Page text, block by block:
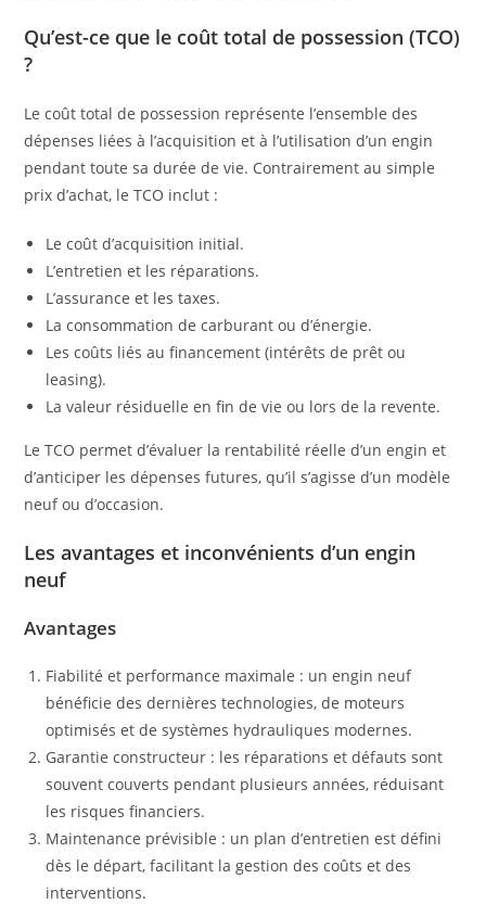
Qu’est-ce que le coût total de possession (TCO)
?
Le coût total de possession représente l’ensemble des
dépenses liées à l’acquisition et à l’utilisation d’un engin
pendant toute sa durée de vie. Contrairement au simple
prix d’achat, le TCO inclut :
Le coût d’acquisition initial.
L’entretien et les réparations.
L’assurance et les taxes.
La consommation de carburant ou d’énergie.
Les coûts liés au financement (intérêts de prêt ou
leasing).
La valeur résiduelle en fin de vie ou lors de la revente.
Le TCO permet d’évaluer la rentabilité réelle d’un engin et
d’anticiper les dépenses futures, qu’il s’agisse d’un modèle
neuf ou d’occasion.
Les avantages et inconvénients d’un engin
neuf
Avantages
Fiabilité et performance maximale : un engin neuf
bénéficie des dernières technologies, de moteurs
optimisés et de systèmes hydrauliques modernes.
Garantie constructeur : les réparations et défauts sont
souvent couverts pendant plusieurs années, réduisant
les risques financiers.
Maintenance prévisible : un plan d’entretien est défini
dès le départ, facilitant la gestion des coûts et des
interventions.